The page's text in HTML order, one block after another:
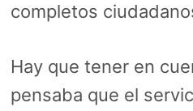
completos
Hay que tener en
pensaba que el